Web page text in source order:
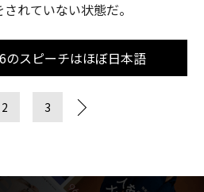
れていない状態だ。
のスピーチはほぼ日本語
2 3